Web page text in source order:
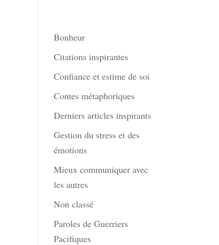
Bonheur
Citations inspirantes
Confiance et estime de soi
Contes métaphoriques
Derniers articles inspirants
Gestion du stress et des
émotions
Mieux communiquer avec
les autres
Non classé
Paroles de Guerriers
Pacifiques